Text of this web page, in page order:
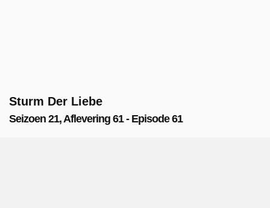
Sturm Der Liebe
Seizoen 21, Aflevering 61 - Episode 61